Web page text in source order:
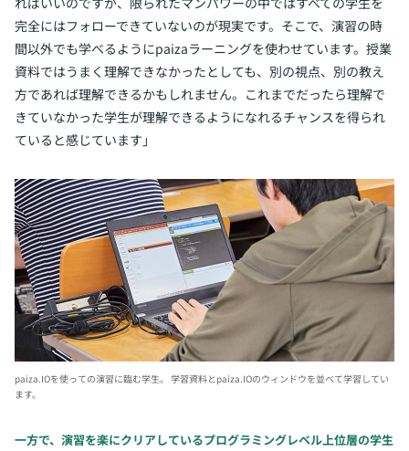
完全にはフォローできていないのが現実です。そこで、演習の時
間以外でも学べるようにpaizaラーニングを使わせています。授業
資料ではうまく理解できなかったとしても、別の視点、別の教え
方であれば理解できるかもしれません。これまでだったら理解で
きていなかった学生が理解できるようになれるチャンスを得られ
ていると感じています」
paiza.IOを使っての演習に臨む学生。 学習資料とpaiza.IOのウィンドウを並べて学習してい
ます。
一方で、演習を楽にクリアしているプログラミングレベル上位層の学生